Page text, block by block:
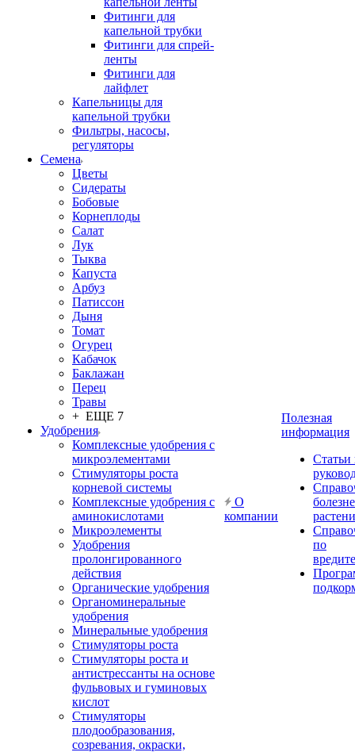
Фитинги для
капельной трубки
Фитинги для спрей-
ленты
Фитинги для
лайфлет
Капельницы для
капельной трубки
Фильтры, насосы,
регуляторы
Семена
Цветы
Сидераты
Бобовые
Корнеплоды
Салат
Лук
Тыква
Капуста
Арбуз
Патиссон
Дыня
Томат
Огурец
Кабачок
Баклажан
Перец
Травы
+ ЕЩЕ 7
Удобрения
Комплексные удобрения с
микроэлементами
Стимуляторы роста
корневой системы
Комплексные удобрения с
аминокислотами
Микроэлементы
Удобрения
пролонгированного
действия
Органические удобрения
Органоминеральные
удобрения
Минеральные удобрения
Стимуляторы роста
Стимуляторы роста и
антистрессанты на основе
фульвовых и гуминовых
кислот
Стимуляторы
плодообразования,
созревания, окраски,
О
компании
Полезная
информация
Статьи
по